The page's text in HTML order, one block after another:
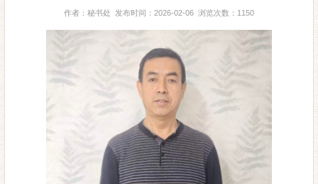
作者：秘书处 发布时间：2026-02-06 浏览次数：1150